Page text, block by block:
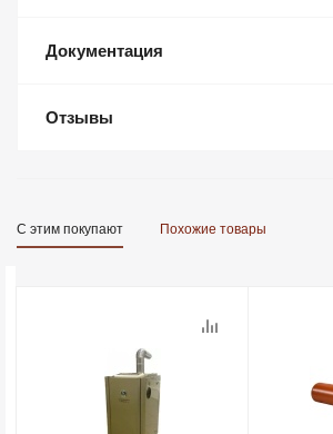
Документация
Отзывы
С этим покупают Похожие товары